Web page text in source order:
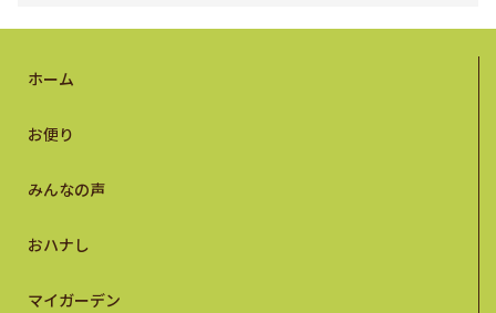
ホーム
お便り
みんなの声
おハナし
マイガーデン